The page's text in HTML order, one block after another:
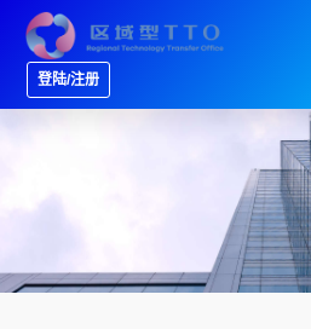
登陆/注册